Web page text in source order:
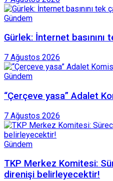
Gündem
Gürlek: İnternet
7 Ağustos 2026
Gündem
“Çerçeve yasa” Adalet
7 Ağustos 2026
Gündem
TKP Merkez Komitesi:
direnişi belirleyecektir!